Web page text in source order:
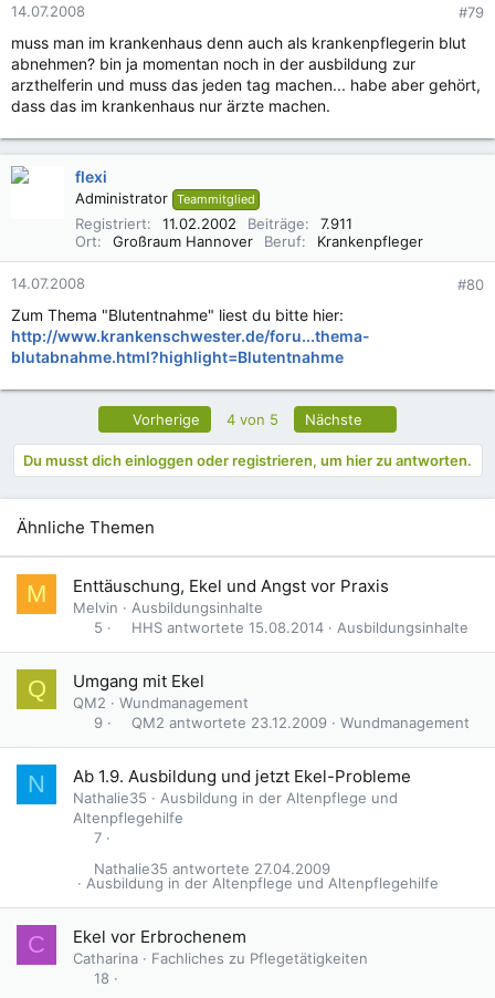
14.07.2008 #79
muss man im krankenhaus denn auch als krankenpflegerin blut
abnehmen? bin ja momentan noch in der ausbildung zur
arzthelferin und muss das jeden tag machen... habe aber gehört,
dass das im krankenhaus nur ärzte machen.
flexi
Administrator Teammitglied
Registriert 11.02.2002 Beiträge
7.911
Ort
Großraum Hannover Beruf Krankenpfleger
14.07.2008 #80
Zum Thema "Blutentnahme" liest du bitte hier:
http://www.krankenschwester.de/foru...thema-
blutabnahme.html?highlight=Blutentnahme
Vorherige 4 von 5 Nächste
Du musst dich einloggen oder registrieren, um hier zu antworten.
Ähnliche Themen
M Enttäuschung, Ekel und Angst vor Praxis
Melvin
Ausbildungsinhalte
5
Ausbildungsinhalte
15.08.2014
HHS
Q Umgang mit Ekel
QM2
Wundmanagement
9
Wundmanagement
23.12.2009
QM2
N Ab 1.9. Ausbildung und jetzt Ekel-Probleme
Nathalie35
Ausbildung in der Altenpflege und
Altenpflegehilfe
7
Ausbildung in der Altenpflege und Altenpflegehilfe
27.04.2009
Nathalie35
C Ekel vor Erbrochenem
Catharina
Fachliches zu Pflegetätigkeiten
18